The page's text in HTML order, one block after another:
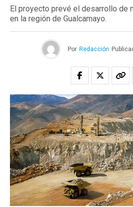
El proyecto prevé el desarrollo de
en la región de Gualcamayo.
Por Redacción